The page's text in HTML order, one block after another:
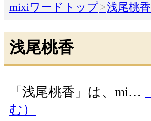
mixiワードトップ 浅尾桃香
浅尾桃香
「浅尾桃香」は、mi…
む）